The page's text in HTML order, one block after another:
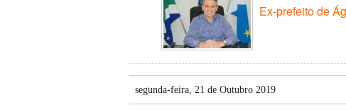
Ex-prefeito de
segunda-feira, 21 de Outubro 2019